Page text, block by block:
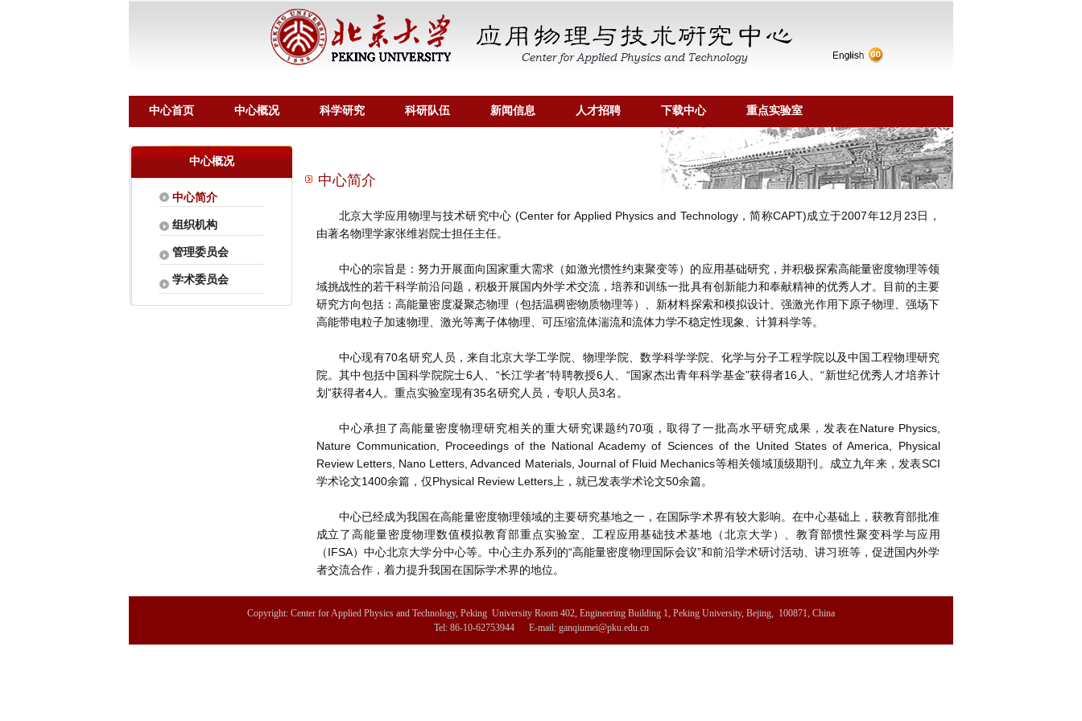
中心首页 中心概况 科学研究 科研队伍 新闻信息 人才招聘 下载中心 重点实验室
中心概况
中心简介
组织机构
管理委员会
学术委员会
中心简介
北京大学应用物理与技术研究中心 (Center for Applied Physics and Technology，简称CAPT)成立于2007年12月23日，
由著名物理学家张维岩院士担任主任。
中心的宗旨是：努力开展面向国家重大需求（如激光惯性约束聚变等）的应用基础研究，并积极探索高能量密度物理等领
域挑战性的若干科学前沿问题，积极开展国内外学术交流，培养和训练一批具有创新能力和奉献精神的优秀人才。目前的主要
研究方向包括：高能量密度凝聚态物理（包括温稠密物质物理等）、新材料探索和模拟设计、强激光作用下原子物理、强场下
高能带电粒子加速物理、激光等离子体物理、可压缩流体湍流和流体力学不稳定性现象、计算科学等。
中心现有70名研究人员，来自北京大学工学院、物理学院、数学科学学院、化学与分子工程学院以及中国工程物理研究
院。其中包括中国科学院院士6人、“长江学者”特聘教授6人、“国家杰出青年科学基金”获得者16人、“新世纪优秀人才培养计
划”获得者4人。重点实验室现有35名研究人员，专职人员3名。
中心承担了高能量密度物理研究相关的重大研究课题约70项，取得了一批高水平研究成果，发表在Nature Physics,
Nature Communication, Proceedings of the National Academy of Sciences of the United States of America, Physical
Review Letters, Nano Letters, Advanced Materials, Journal of Fluid Mechanics等相关领域顶级期刊。成立九年来，发表SCI
学术论文1400余篇，仅Physical Review Letters上，就已发表学术论文50余篇。
中心已经成为我国在高能量密度物理领域的主要研究基地之一，在国际学术界有较大影响。在中心基础上，获教育部批准
成立了高能量密度物理数值模拟教育部重点实验室、工程应用基础技术基地（北京大学）、教育部惯性聚变科学与应用
（IFSA）中心北京大学分中心等。中心主办系列的“高能量密度物理国际会议”和前沿学术研讨活动、讲习班等，促进国内外学
者交流合作，着力提升我国在国际学术界的地位。
Copyright: Center for Applied Physics and Technology, Peking University Room 402, Engineering Building 1, Peking University, Bejing, 100871, China
Tel: 86-10-62753944 E-mail: ganqiumei@pku.edu.cn